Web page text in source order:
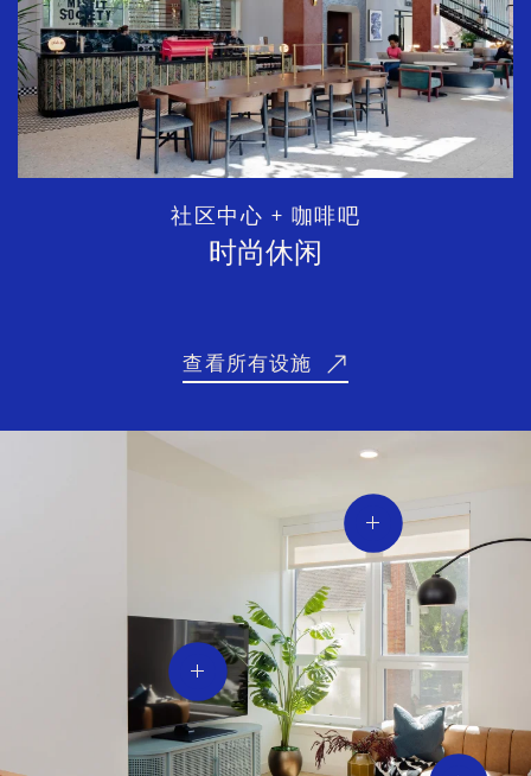
社区中心 + 咖啡吧
时尚休闲
查看所有设施